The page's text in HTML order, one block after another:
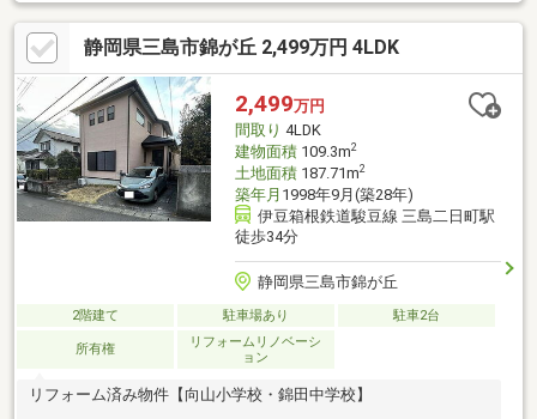
静岡県三島市錦が丘 2,499万円 4LDK
2,499万円
間取り 4LDK
建物面積109.3m2
土地面積187.71m2
築年月 1998年9月(築28年)
伊豆箱根鉄道駿豆線 三島二日町駅
徒歩34分
静岡県三島市錦が丘
2階建て 駐車場あり 駐車2台
所有権
リフォームリノベーシ
ョン
リフォーム済み物件【向山小学校・錦田中学校】